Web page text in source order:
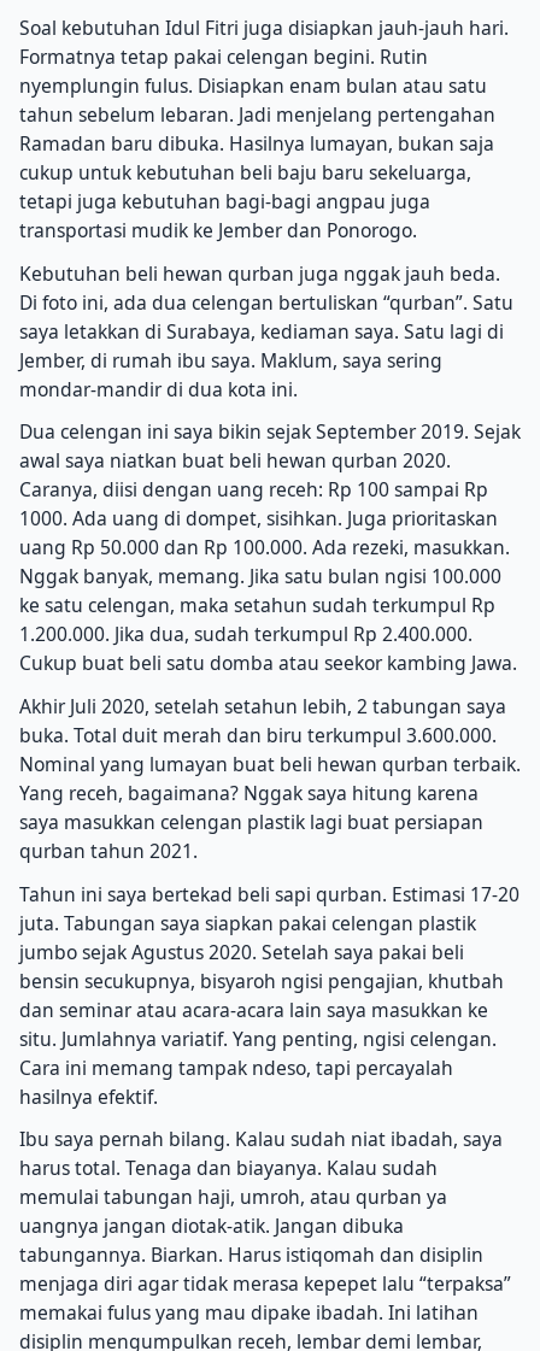
Soal kebutuhan Idul Fitri juga disiapkan jauh-jauh hari.
Formatnya tetap pakai celengan begini. Rutin
nyemplungin fulus. Disiapkan enam bulan atau satu
tahun sebelum lebaran. Jadi menjelang pertengahan
Ramadan baru dibuka. Hasilnya lumayan, bukan saja
cukup untuk kebutuhan beli baju baru sekeluarga,
tetapi juga kebutuhan bagi-bagi angpau juga
transportasi mudik ke Jember dan Ponorogo.
Kebutuhan beli hewan qurban juga nggak jauh beda.
Di foto ini, ada dua celengan bertuliskan “qurban”. Satu
saya letakkan di Surabaya, kediaman saya. Satu lagi di
Jember, di rumah ibu saya. Maklum, saya sering
mondar-mandir di dua kota ini.
Dua celengan ini saya bikin sejak September 2019. Sejak
awal saya niatkan buat beli hewan qurban 2020.
Caranya, diisi dengan uang receh: Rp 100 sampai Rp
1000. Ada uang di dompet, sisihkan. Juga prioritaskan
uang Rp 50.000 dan Rp 100.000. Ada rezeki, masukkan.
Nggak banyak, memang. Jika satu bulan ngisi 100.000
ke satu celengan, maka setahun sudah terkumpul Rp
1.200.000. Jika dua, sudah terkumpul Rp 2.400.000.
Cukup buat beli satu domba atau seekor kambing Jawa.
Akhir Juli 2020, setelah setahun lebih, 2 tabungan saya
buka. Total duit merah dan biru terkumpul 3.600.000.
Nominal yang lumayan buat beli hewan qurban terbaik.
Yang receh, bagaimana? Nggak saya hitung karena
saya masukkan celengan plastik lagi buat persiapan
qurban tahun 2021.
Tahun ini saya bertekad beli sapi qurban. Estimasi 17-20
juta. Tabungan saya siapkan pakai celengan plastik
jumbo sejak Agustus 2020. Setelah saya pakai beli
bensin secukupnya, bisyaroh ngisi pengajian, khutbah
dan seminar atau acara-acara lain saya masukkan ke
situ. Jumlahnya variatif. Yang penting, ngisi celengan.
Cara ini memang tampak ndeso, tapi percayalah
hasilnya efektif.
Ibu saya pernah bilang. Kalau sudah niat ibadah, saya
harus total. Tenaga dan biayanya. Kalau sudah
memulai tabungan haji, umroh, atau qurban ya
uangnya jangan diotak-atik. Jangan dibuka
tabungannya. Biarkan. Harus istiqomah dan disiplin
menjaga diri agar tidak merasa kepepet lalu “terpaksa”
memakai fulus yang mau dipake ibadah. Ini latihan
disiplin mengumpulkan receh, lembar demi lembar,